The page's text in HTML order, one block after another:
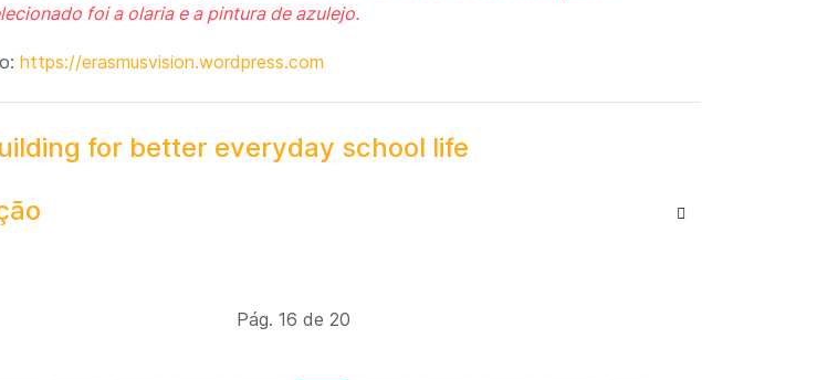
foi a olaria e a pintura de azulejo.
https://erasmusvision.wordpress.com
for better everyday school life
Pág. 16 de 20